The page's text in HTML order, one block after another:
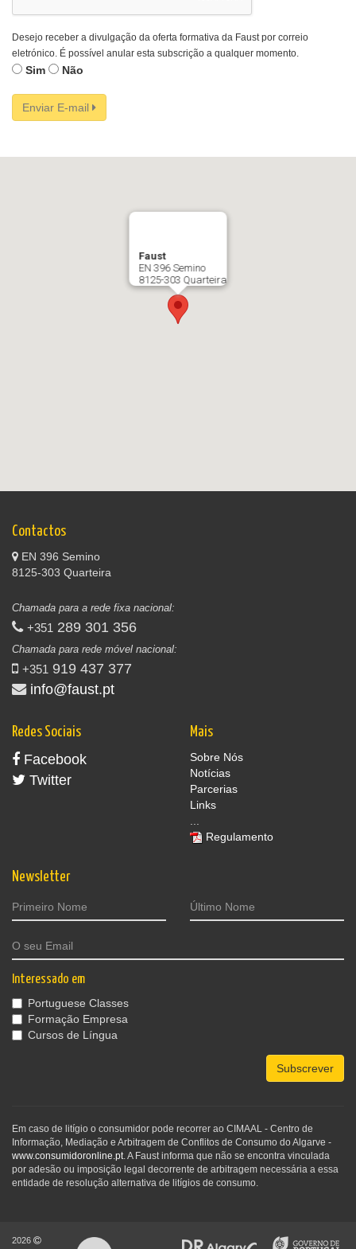
Desejo receber a divulgação da oferta formativa da Faust por correio
eletrónico. É possível anular esta subscrição a qualquer momento.
Sim Não
Enviar E-mail
Faust
EN 396 Semino
8125-303 Quarteira
Contactos
EN 396 Semino
8125-303 Quarteira
Chamada para a rede fixa nacional:
+351 289 301 356
Chamada para rede móvel nacional:
+351 919 437 377
info@faust.pt
Redes Sociais
Facebook
Twitter
Mais
Sobre Nós
Notícias
Parcerias
Links
Regulamento
Newsletter
Interessado em
Portuguese Classes
Formação Empresa
Cursos de Língua
Subscrever
Em caso de litígio o consumidor pode recorrer ao CIMAAL - Centro de
Informação, Mediação e Arbitragem de Conflitos de Consumo do Algarve -
www.consumidoronline.pt. A Faust informa que não se encontra vinculada
por adesão ou imposição legal decorrente de arbitragem necessária a essa
entidade de resolução alternativa de litígios de consumo.
2026